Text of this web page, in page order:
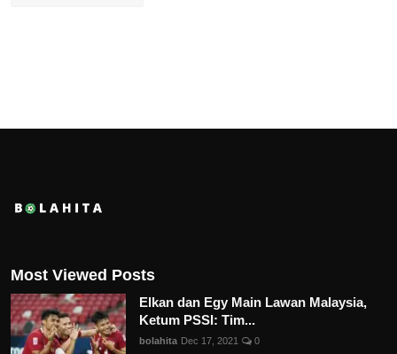
Most Viewed Posts
Elkan dan Egy Main Lawan Malaysia,
Ketum PSSI: Tim...
bolahita Dec 17, 2021 0